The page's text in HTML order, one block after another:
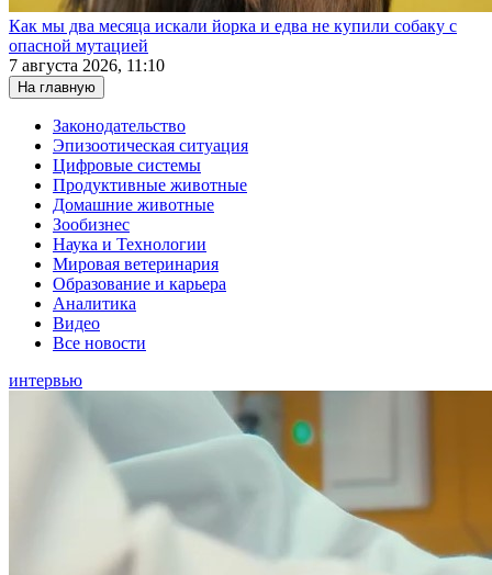
Как мы два месяца искали йорка и едва не купили собаку с
опасной мутацией
7 августа 2026, 11:10
На главную
Законодательство
Эпизоотическая ситуация
Цифровые системы
Продуктивные животные
Домашние животные
Зообизнес
Наука и Технологии
Мировая ветеринария
Образование и карьера
Аналитика
Видео
Все новости
интервью